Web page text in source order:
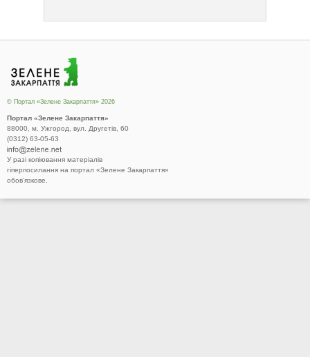
© Портал «Зелене Закарпаття» 2026
Портал «Зелене Закарпаття»
88000, м. Ужгород, вул. Другетів, 60
(0312) 63-05-63
У разі копіювання матеріалів
гіперпосилання на портал «Зелене Закарпаття»
обов’язкове.